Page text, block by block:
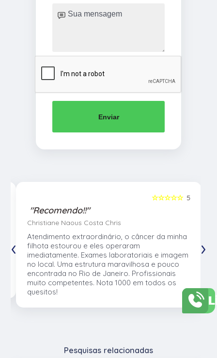
Enviar
5
☆☆☆☆☆
"Recomendo!!"
Christiane Naous Costa Chris
Atendimento extraordinário, o câncer da minha
filhota estourou e eles operaram
imediatamente. Exames laboratoriais e imagem
no local. Uma estrutura maravilhosa e pouco
encontrada no Rio de Janeiro. Profissionais
muito competentes. Nota 1000 em todos os
quesitos!
‹ ›
Pesquisas relacionadas